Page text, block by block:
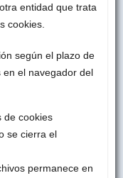
entidad que trata
cookies.
según el plazo de
el navegador del
de cookies
se cierra el
permanece en